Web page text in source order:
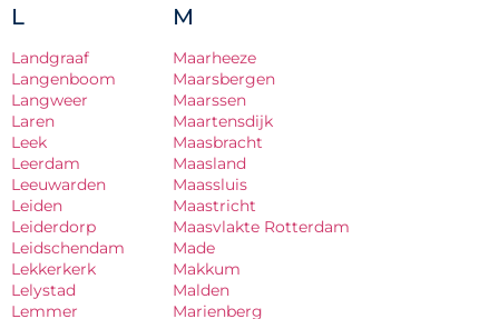
L
Landgraaf
Langenboom
Langweer
Laren
Leek
Leerdam
Leeuwarden
Leiden
Leiderdorp
Leidschendam
Lekkerkerk
Lelystad
Lemmer
M
Maarheeze
Maarsbergen
Maarssen
Maartensdijk
Maasbracht
Maasland
Maassluis
Maastricht
Maasvlakte Rotterdam
Made
Makkum
Malden
Marienberg